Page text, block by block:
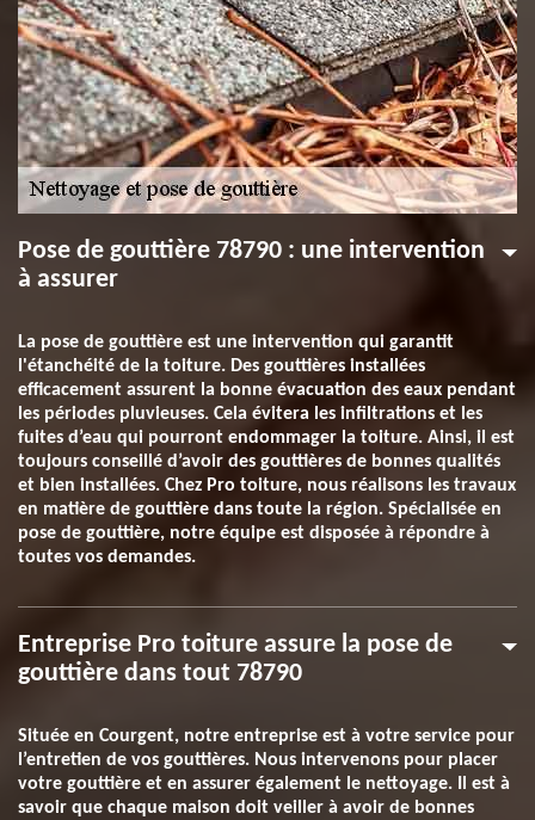
Pose de gouttière 78790 : une intervention
à assurer
La pose de gouttière est une intervention qui garantit
l'étanchéité de la toiture. Des gouttières installées
efficacement assurent la bonne évacuation des eaux pendant
les périodes pluvieuses. Cela évitera les infiltrations et les
fuites d’eau qui pourront endommager la toiture. Ainsi, il est
toujours conseillé d’avoir des gouttières de bonnes qualités
et bien installées. Chez Pro toiture, nous réalisons les travaux
en matière de gouttière dans toute la région. Spécialisée en
pose de gouttière, notre équipe est disposée à répondre à
toutes vos demandes.
Entreprise Pro toiture assure la pose de
gouttière dans tout 78790
Située en Courgent, notre entreprise est à votre service pour
l’entretien de vos gouttières. Nous intervenons pour placer
votre gouttière et en assurer également le nettoyage. Il est à
savoir que chaque maison doit veiller à avoir de bonnes